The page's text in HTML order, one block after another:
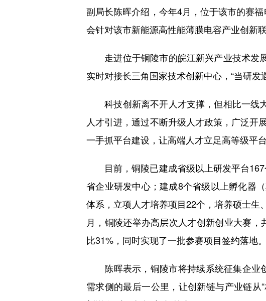
副局长陈晖介绍，今年4月，位于该市的赛
会针对该市新能源高性能薄膜电容产业创新
走进位于铜陵市的皖江新兴产业技术发
实时对接长三角国家技术创新中心，“当研
科技创新离不开人才支撑，但相比一线
人才引进，通过不断升级人才政策，广泛开
一手抓平台建设，让高端人才立足高等级平台
目前，铜陵已建成省级以上研发平台167
省企业研发中心；建成8个省级以上孵化器
体系，立项人才培养项目22个，培养硕士生
月，铜陵还举办高层次人才创新创业大赛
比31%，同时实现了一批参赛项目签约落地。
陈晖表示，铜陵市将持续系统征集企业
需求侧的最后一公里，让创新链与产业链从